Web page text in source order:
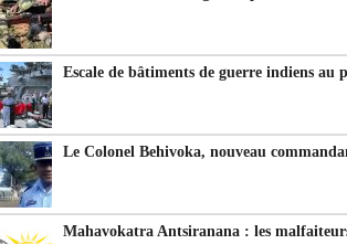
Escale de bâtiments de guerre indiens au
Le Colonel Behivoka, nouveau
Mahavokatra Antsiranana : les